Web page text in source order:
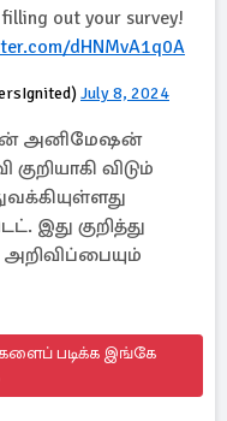
out your survey!
dHNMvA1q0A
July 8, 2024
அனிமேஷன்
விடும்
குறித்து
படிக்க இங்கே